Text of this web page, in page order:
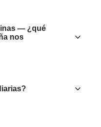
— ¿qué
nos